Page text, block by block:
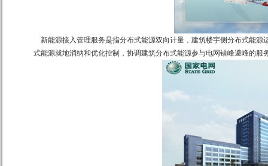
新能源接入管理服务是指分布式能源双向计量，建筑楼宇侧分布式能
式能源就地消纳和优化控制，协调建筑分布式能源参与电网错峰避峰的服